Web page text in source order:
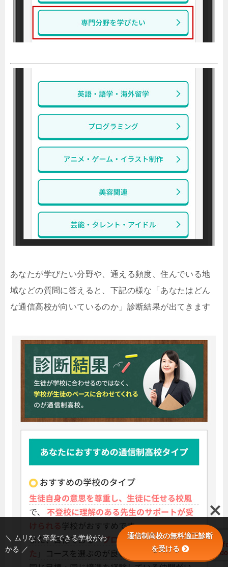
あなたが学びたい分野や、通える頻度、住んでいる地
域などの質問に答えると、下記の様な「あなたはどん
な通信高校が向いているのか」診断結果が出てきます
＼ ムリなく卒業できる学校がわ
かる ／
通信制高校の無料適正診断
を受ける